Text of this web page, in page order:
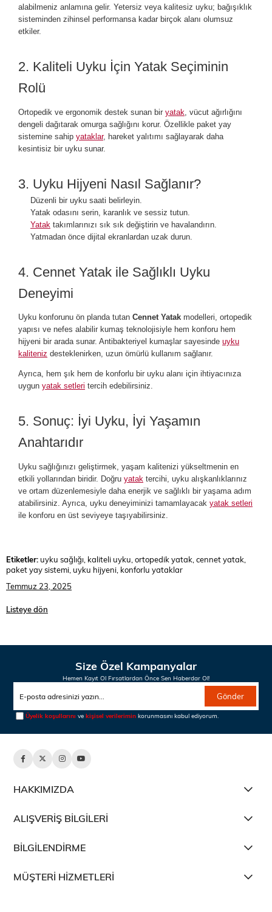
alabilmeniz anlamına gelir. Yetersiz veya kalitesiz uyku; bağışıklık
sisteminden zihinsel performansa kadar birçok alanı olumsuz
etkiler.
2. Kaliteli Uyku İçin Yatak Seçiminin
Rolü
Ortopedik ve ergonomik destek sunan bir yatak , vücut ağırlığını
dengeli dağıtarak omurga sağlığını korur. Özellikle paket yay
sistemine sahip yataklar, hareket yalıtımı sağlayarak daha
kesintisiz bir uyku sunar.
3. Uyku Hijyeni Nasıl Sağlanır?
Düzenli bir uyku saati belirleyin.
Yatak odasını serin, karanlık ve sessiz tutun.
Yatak takımlarınızı sık sık değiştirin ve havalandırın.
Yatmadan önce dijital ekranlardan uzak durun.
4. Cennet Yatak ile Sağlıklı Uyku
Deneyimi
Uyku konforunu ön planda tutan Cennet Yatak modelleri, ortopedik
yapısı ve nefes alabilir kumaş teknolojisiyle hem konforu hem
hijyeni bir arada sunar. Antibakteriyel kumaşlar sayesinde uyku
kaliteniz desteklenirken, uzun ömürlü kullanım sağlanır.
Ayrıca, hem şık hem de konforlu bir uyku alanı için ihtiyacınıza
uygun yatak setleri tercih edebilirsiniz.
5. Sonuç: İyi Uyku, İyi Yaşamın
Anahtarıdır
Uyku sağlığınızı geliştirmek, yaşam kalitenizi yükseltmenin en
etkili yollarından biridir. Doğru yatak tercihi, uyku alışkanlıklarınız
ve ortam düzenlemesiyle daha enerjik ve sağlıklı bir yaşama adım
atabilirsiniz. Ayrıca, uyku deneyiminizi tamamlayacak yatak setleri
ile konforu en üst seviyeye taşıyabilirsiniz.
Etiketler: uyku sağlığı, kaliteli uyku, ortopedik yatak, cennet yatak,
paket yay sistemi, uyku hijyeni, konforlu yataklar
Temmuz 23, 2025
Listeye dön
Size Özel Kampanyalar
Hemen Kayıt Ol Fırsatlardan Önce Sen Haberdar Ol!
Gönder
Üyelik koşullarını vekişisel verilerimin korunmasını kabul ediyorum.
HAKKIMIZDA
ALIŞVERİŞ BİLGİLERİ
BİLGİLENDİRME
MÜŞTERİ HİZMETLERİ